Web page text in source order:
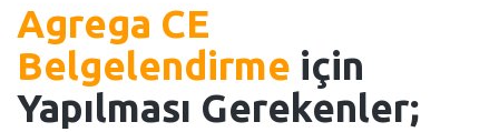
Agrega CE
Belgelendirme için
Yapılması Gerekenler;